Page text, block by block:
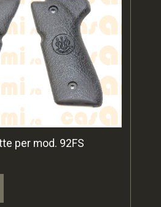
per mod. 92FS